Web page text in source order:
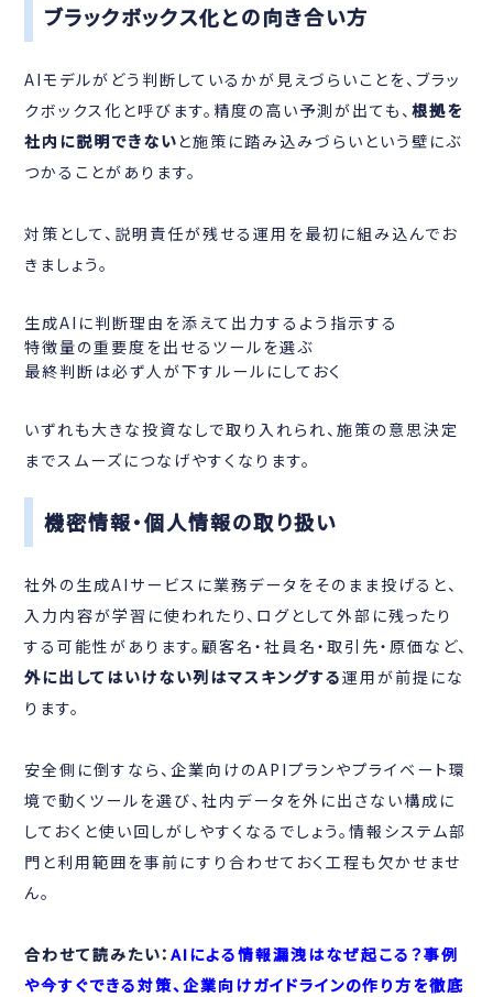
ブラックボックス化との向き合い方
AIモデルがどう判断しているかが見えづらいことを、ブラッ
クボックス化と呼びます。精度の高い予測が出ても、根拠を
社内に説明できないと施策に踏み込みづらいという壁にぶ
つかることがあります。
対策として、説明責任が残せる運用を最初に組み込んでお
きましょう。
生成AIに判断理由を添えて出力するよう指示する
特徴量の重要度を出せるツールを選ぶ
最終判断は必ず人が下すルールにしておく
いずれも大きな投資なしで取り入れられ、施策の意思決定
までスムーズにつなげやすくなります。
機密情報・個人情報の取り扱い
社外の生成AIサービスに業務データをそのまま投げると、
入力内容が学習に使われたり、ログとして外部に残ったり
する可能性があります。顧客名・社員名・取引先・原価など、
外に出してはいけない列はマスキングする運用が前提にな
ります。
安全側に倒すなら、企業向けのAPIプランやプライベート環
境で動くツールを選び、社内データを外に出さない構成に
しておくと使い回しがしやすくなるでしょう。情報システム部
門と利用範囲を事前にすり合わせておく工程も欠かせませ
ん。
合わせて読みたい：AIによる情報漏洩はなぜ起こる？事例
や今すぐできる対策、企業向けガイドラインの作り方を徹底